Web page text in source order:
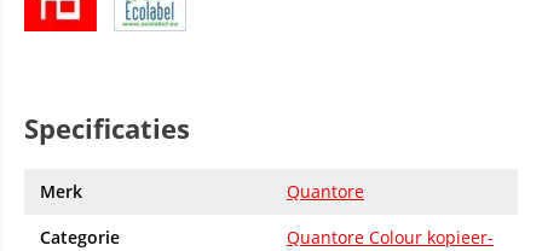
Specificaties
Merk
Quantore
Categorie
Quantore Colour kopieer-